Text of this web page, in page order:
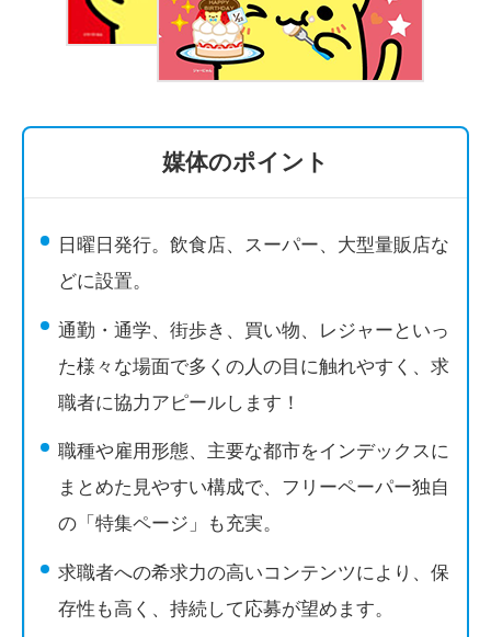
媒体のポイント
日曜日発行。飲食店、スーパー、大型量販店な
どに設置。
通勤・通学、街歩き、買い物、レジャーといっ
た様々な場面で多くの人の目に触れやすく、求
職者に協力アピールします！
職種や雇用形態、主要な都市をインデックスに
まとめた見やすい構成で、フリーペーパー独自
の「特集ページ」も充実。
求職者への希求力の高いコンテンツにより、保
存性も高く、持続して応募が望めます。